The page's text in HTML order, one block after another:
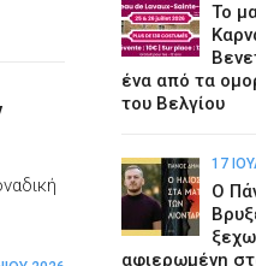
Το
ένα από τα
του Βελγίου
17
Ο
αφιερωμένη